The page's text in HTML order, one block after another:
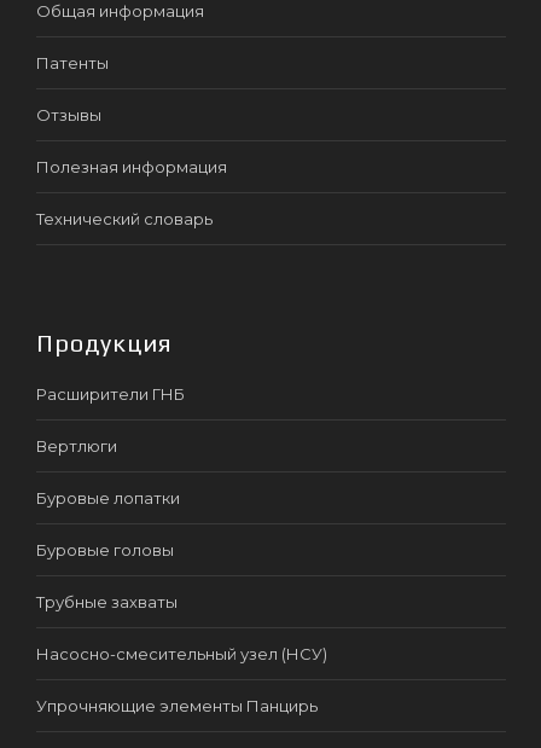
Общая информация
Патенты
Отзывы
Полезная информация
Технический словарь
Продукция
Расширители ГНБ
Вертлюги
Буровые лопатки
Буровые головы
Трубные захваты
Насосно-смесительный узел (НСУ)
Упрочняющие элементы Панцирь